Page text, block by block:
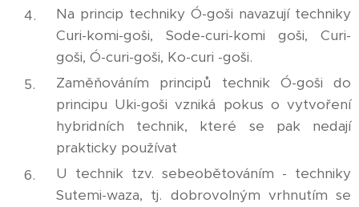
Na princip techniky Ó-goši navazují techniky
Curi-komi-goši, Sode-curi-komi goši, Curi-
goši, Ó-curi-goši, Ko-curi -goši.
Zaměňováním principů technik Ó-goši do
principu Uki-goši vzniká pokus o vytvoření
hybridních technik, které se pak nedají
prakticky používat
U technik tzv. sebeobětováním - techniky
Sutemi-waza, tj. dobrovolným vrhnutím se